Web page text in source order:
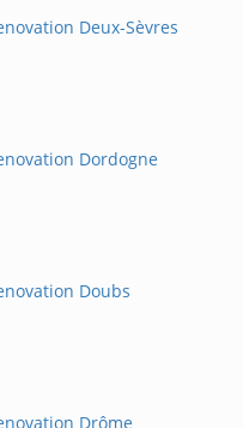
Deux-Sèvres
Dordogne
Doubs
Drôme